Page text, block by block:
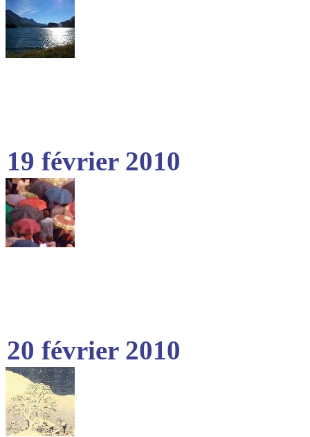
19 février 2010
20 février 2010